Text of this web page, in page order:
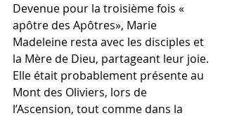
Devenue pour la troisième fois «
apôtre des Apôtres», Marie
Madeleine resta avec les disciples et
la Mère de Dieu, partageant leur joie.
Elle était probablement présente au
Mont des Oliviers, lors de
l’Ascension, tout comme dans la